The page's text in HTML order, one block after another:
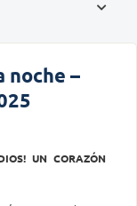
noche –
UN CORAZÓN